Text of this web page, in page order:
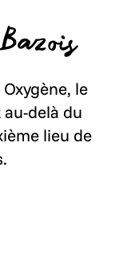
le
delà du
lieu de